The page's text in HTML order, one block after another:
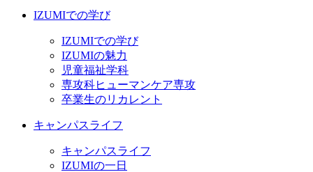
IZUMIでの学び
IZUMIでの学び
IZUMIの魅力
児童福祉学科
専攻科ヒューマンケア専攻
卒業生のリカレント
キャンパスライフ
キャンパスライフ
IZUMIの一日